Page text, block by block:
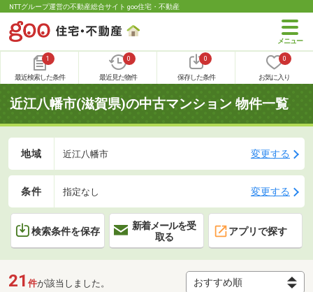
NTTグループ運営の不動産総合サイト goo住宅・不動産
1
最近検索した条件
0
最近見た物件
0
保存した条件
0
お気に入り
近江八幡市(滋賀県)の中古マンション 物件一覧
地域 近江八幡市 変更する
条件 指定なし 変更する
検索条件を保存
新着メールを受
取る
アプリで探す
21 件が該当しました。